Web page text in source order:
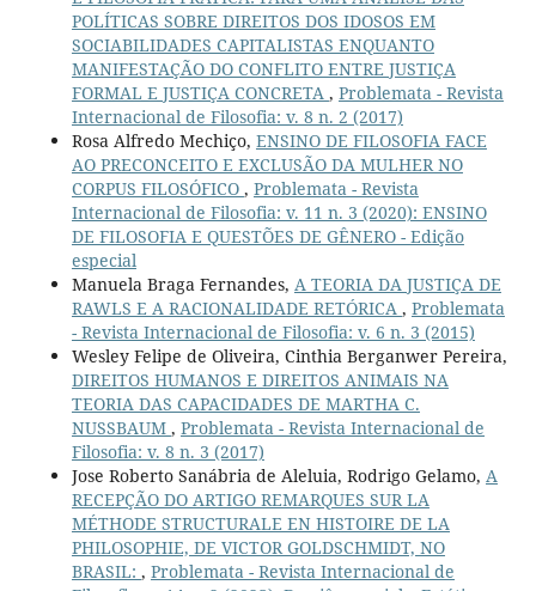
POLÍTICAS SOBRE DIREITOS DOS IDOSOS EM
SOCIABILIDADES CAPITALISTAS ENQUANTO
MANIFESTAÇÃO DO CONFLITO ENTRE JUSTIÇA
FORMAL E JUSTIÇA CONCRETA , Problemata - Revista
Internacional de Filosofia: v. 8 n. 2 (2017)
Rosa Alfredo Mechiço, ENSINO DE FILOSOFIA FACE
AO PRECONCEITO E EXCLUSÃO DA MULHER NO
CORPUS FILOSÓFICO , Problemata - Revista
Internacional de Filosofia: v. 11 n. 3 (2020): ENSINO
DE FILOSOFIA E QUESTÕES DE GÊNERO - Edição
especial
Manuela Braga Fernandes, A TEORIA DA JUSTIÇA DE
RAWLS E A RACIONALIDADE RETÓRICA , Problemata
- Revista Internacional de Filosofia: v. 6 n. 3 (2015)
Wesley Felipe de Oliveira, Cinthia Berganwer Pereira,
DIREITOS HUMANOS E DIREITOS ANIMAIS NA
TEORIA DAS CAPACIDADES DE MARTHA C.
NUSSBAUM , Problemata - Revista Internacional de
Filosofia: v. 8 n. 3 (2017)
Jose Roberto Sanábria de Aleluia, Rodrigo Gelamo, A
RECEPÇÃO DO ARTIGO REMARQUES SUR LA
MÉTHODE STRUCTURALE EN HISTOIRE DE LA
PHILOSOPHIE, DE VICTOR GOLDSCHMIDT, NO
BRASIL: , Problemata - Revista Internacional de